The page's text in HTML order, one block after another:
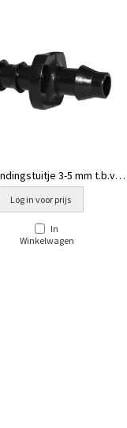
3-5 mm t.b.v.
Ray Jet [PE D3.75]
Log in voor prijs
In
Winkelwagen